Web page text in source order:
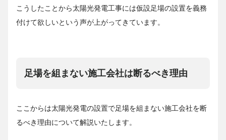
こうしたことから太陽光発電工事には仮設足場の設置を義務
付けて欲しいという声が上がってきています。
足場を組まない施工会社は断るべき理由
ここからは太陽光発電の設置で足場を組まない施工会社を断
るべき理由について解説いたします。